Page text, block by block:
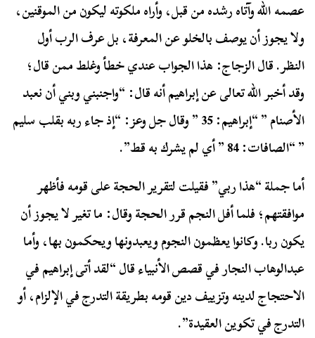
عصمه الله وآتاه رشده من قبل، وأراه ملكوته ليكون من الموقنين،
ولا يجوز أن يوصف بالخلو عن المعرفة، بل عرف الرب أول
النظر. قال الزجاج: هذا الجواب عندي خطأ وغلط ممن قال؛
وقد أخبر الله تعالى عن إبراهيم أنه قال: “واجنبني وبني أن نعبد
الأصنام ” “إبراهيم: 35 ” وقال جل وعز: “إذ جاء ربه بقلب سليم
” “الصافات: 84 ” أي لم يشرك به قط”.
أما جملة “هذا ربي” فقيلت لتقرير الحجة على قومه فأظهر
موافقتهم؛ فلما أفل النجم قرر الحجة وقال: ما تغير لا يجوز أن
يكون ربا. وكانوا يعظمون النجوم ويعبدونها ويحكمون بها، وأما
عبدالوهاب النجار في قصص الأنبياء قال “لقد أتى إبراهيم في
الاحتجاج لدينه وتزييف دين قومه بطريقة التدرج في الإلزام، أو
التدرج في تكوين العقيدة”.